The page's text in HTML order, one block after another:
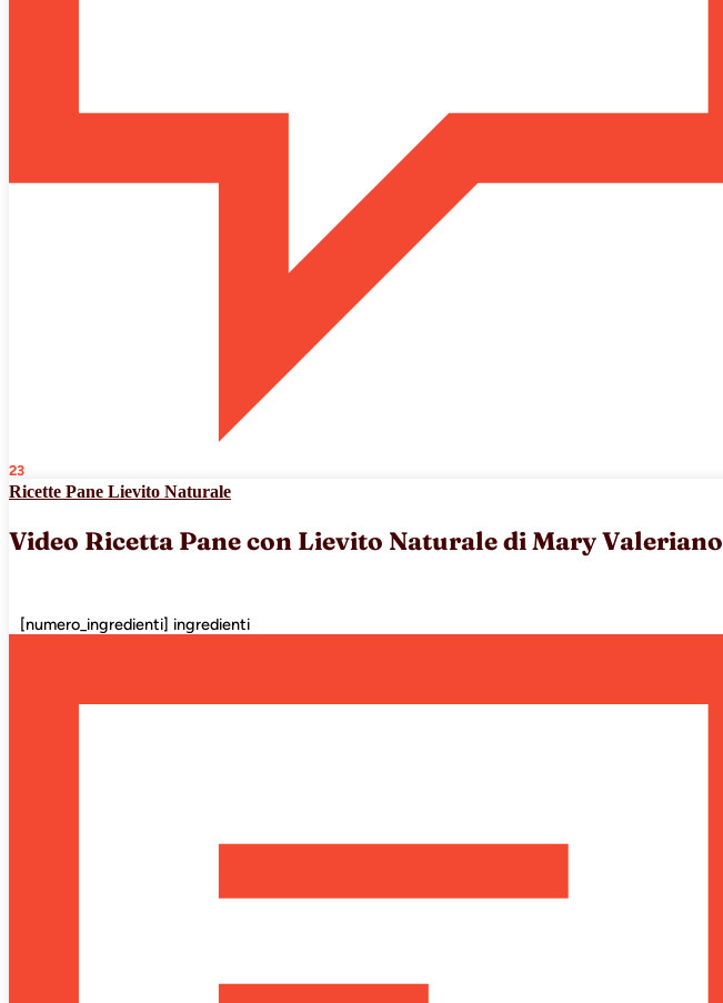
23
Ricette Pane Lievito Naturale
Video Ricetta Pane con Lievito Naturale di Mary Valeriano
[numero_ingredienti] ingredienti